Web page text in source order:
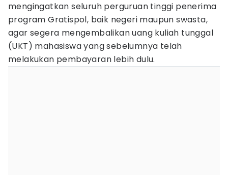
mengingatkan seluruh perguruan tinggi penerima
program Gratispol, baik negeri maupun swasta,
agar segera mengembalikan uang kuliah tunggal
(UKT) mahasiswa yang sebelumnya telah
melakukan pembayaran lebih dulu.